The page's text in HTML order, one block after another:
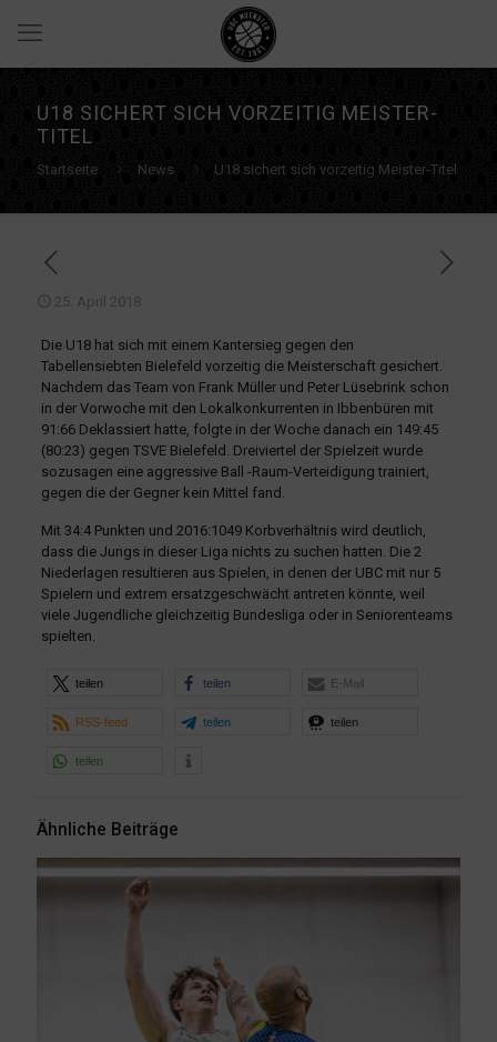
U18 SICHERT SICH VORZEITIG MEISTER-
TITEL
Startseite News U18 sichert sich vorzeitig Meister-Titel
25. April 2018
Die U18 hat sich mit einem Kantersieg gegen den
Tabellensiebten Bielefeld vorzeitig die Meisterschaft gesichert.
Nachdem das Team von Frank Müller und Peter Lüsebrink schon
in der Vorwoche mit den Lokalkonkurrenten in Ibbenbüren mit
91:66 Deklassiert hatte, folgte in der Woche danach ein 149:45
(80:23) gegen TSVE Bielefeld. Dreiviertel der Spielzeit wurde
sozusagen eine aggressive Ball -Raum-Verteidigung trainiert,
gegen die der Gegner kein Mittel fand.
Mit 34:4 Punkten und 2016:1049 Korbverhältnis wird deutlich,
dass die Jungs in dieser Liga nichts zu suchen hatten. Die 2
Niederlagen resultieren aus Spielen, in denen der UBC mit nur 5
Spielern und extrem ersatzgeschwächt antreten könnte, weil
viele Jugendliche gleichzeitig Bundesliga oder in Seniorenteams
spielten.
teilen teilen E-Mail
RSS-feed teilen teilen
teilen
Ähnliche Beiträge